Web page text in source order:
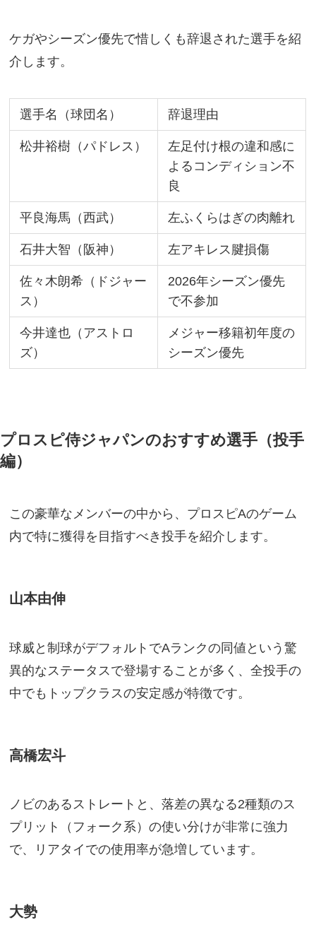
ケガやシーズン優先で惜しくも辞退された選手を紹
介します。
選手名（球団名） 辞退理由
松井裕樹（パドレス）
左足付け根の違和感に
よるコンディション不
良
平良海馬（西武） 左ふくらはぎの肉離れ
石井大智（阪神） 左アキレス腱損傷
佐々木朗希（ドジャー
ス）
2026年シーズン優先
で不参加
今井達也（アストロ
ズ）
メジャー移籍初年度の
シーズン優先
プロスピ侍ジャパンのおすすめ選手（投手
編）
この豪華なメンバーの中から、プロスピAのゲーム
内で特に獲得を目指すべき投手を紹介します。
山本由伸
球威と制球がデフォルトでAランクの同値という驚
異的なステータスで登場することが多く、全投手の
中でもトップクラスの安定感が特徴です。
高橋宏斗
ノビのあるストレートと、落差の異なる2種類のス
プリット（フォーク系）の使い分けが非常に強力
で、リアタイでの使用率が急増しています。
大勢